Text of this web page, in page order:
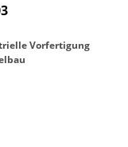
Vorfertigung